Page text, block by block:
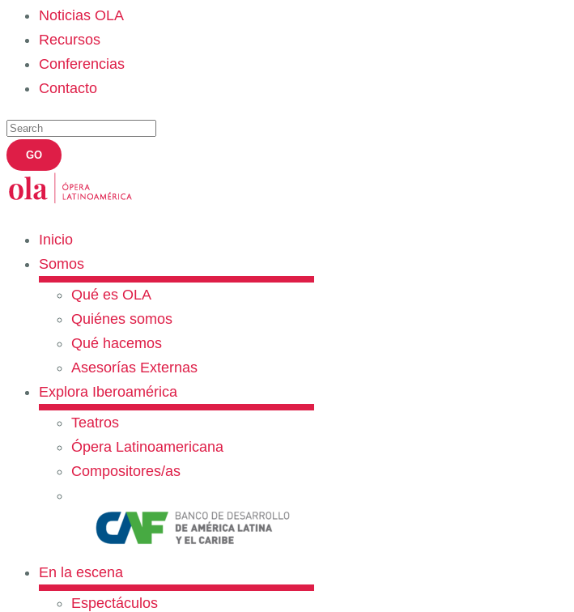
Noticias OLA
Recursos
Conferencias
Contacto
Inicio
Somos
Qué es OLA
Quiénes somos
Qué hacemos
Asesorías Externas
Explora Iberoamérica
Teatros
Ópera Latinoamericana
Compositores/as
En la escena
Espectáculos